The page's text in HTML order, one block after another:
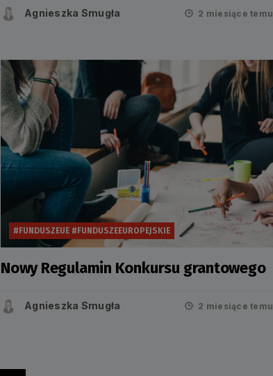
Agnieszka Smugła 2 miesiące temu
#FUNDUSZEUE #FUNDUSZEEUROPEJSKIE
Nowy Regulamin Konkursu grantowego
Agnieszka Smugła 2 miesiące temu